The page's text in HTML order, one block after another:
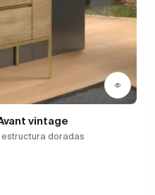
vintage
estructura doradas